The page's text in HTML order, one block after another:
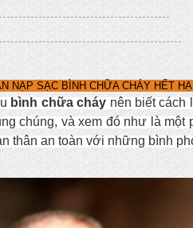
NẠP SẠC BÌNH CHỮA CHÁY HẾT
bình chữa cháy nên biết cách
chúng, và xem đó như là
thân an toàn với những bình